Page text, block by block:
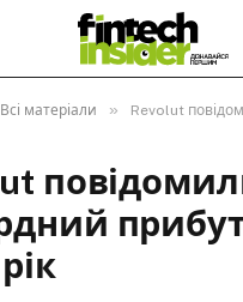
Всі матеріали » Revolut повідомили про